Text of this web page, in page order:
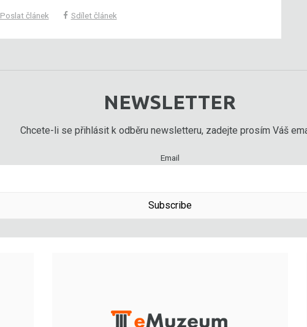
Poslat článek Sdílet článek
NEWSLETTER
Chcete-li se přihlásit k odběru newsletteru, zadejte prosím Váš
Email
Subscribe